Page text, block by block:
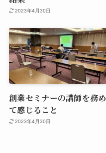
2023年4月30日
創業セミナーの講師を務め
て感じること
2023年4月30日